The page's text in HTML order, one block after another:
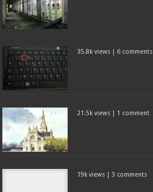
35.8k views | 6 comments
21.5k views | 1 comment
19k views | 3 comments